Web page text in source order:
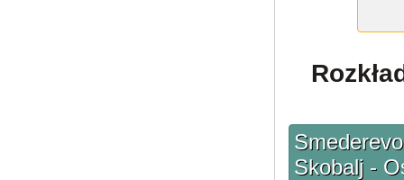
Skobalj -